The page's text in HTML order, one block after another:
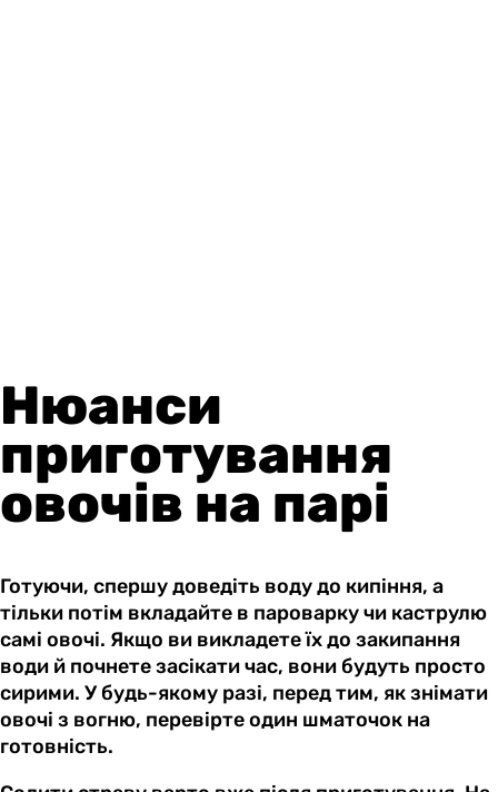
Нюанси
приготування
овочів на парі
Готуючи, спершу доведіть воду до кипіння, а
тільки потім вкладайте в пароварку чи каструлю
самі овочі. Якщо ви викладете їх до закипання
води й почнете засікати час, вони будуть просто
сирими. У будь-якому разі, перед тим, як знімати
овочі з вогню, перевірте один шматочок на
готовність.